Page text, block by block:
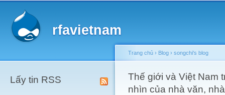
rfavietnam
Lấy tin RSS
You are here
Trang chủ › Blog › songchi's blog
Thế giới và Việt Nam
nhìn của nhà văn,